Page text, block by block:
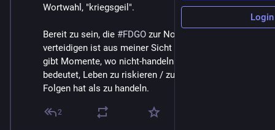
Wortwahl, "kriegsgeil".
Bereit zu sein, die #FDGO zur Not auch mit Waffen zu
verteidigen ist aus meiner Sicht leider notwendig. Es
gibt Momente, wo nicht-handeln (auch wenn es
bedeutet, Leben zu riskieren / zu opfern) schlimmere
Folgen hat als zu handeln.
2
Login